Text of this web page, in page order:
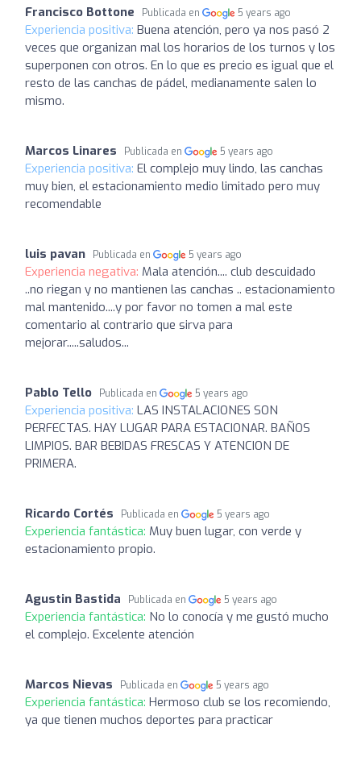
Francisco Bottone Publicada en 5 years ago
Experiencia positiva: Buena atención, pero ya nos pasó 2
veces que organizan mal los horarios de los turnos y los
superponen con otros. En lo que es precio es igual que el
resto de las canchas de pádel, medianamente salen lo
mismo.
Marcos Linares Publicada en 5 years ago
Experiencia positiva: El complejo muy lindo, las canchas
muy bien, el estacionamiento medio limitado pero muy
recomendable
luis pavan Publicada en 5 years ago
Experiencia negativa: Mala atención.... club descuidado
..no riegan y no mantienen las canchas .. estacionamiento
mal mantenido....y por favor no tomen a mal este
comentario al contrario que sirva para
mejorar.....saludos...
Pablo Tello Publicada en 5 years ago
Experiencia positiva: LAS INSTALACIONES SON
PERFECTAS. HAY LUGAR PARA ESTACIONAR. BAÑOS
LIMPIOS. BAR BEBIDAS FRESCAS Y ATENCION DE
PRIMERA.
Ricardo Cortés Publicada en 5 years ago
Experiencia fantástica: Muy buen lugar, con verde y
estacionamiento propio.
Agustin Bastida Publicada en 5 years ago
Experiencia fantástica: No lo conocía y me gustó mucho
el complejo. Excelente atención
Marcos Nievas Publicada en 5 years ago
Experiencia fantástica: Hermoso club se los recomiendo,
ya que tienen muchos deportes para practicar